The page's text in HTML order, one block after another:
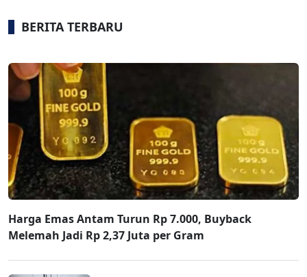
BERITA TERBARU
Harga Emas Antam Turun Rp 7.000, Buyback
Melemah Jadi Rp 2,37 Juta per Gram